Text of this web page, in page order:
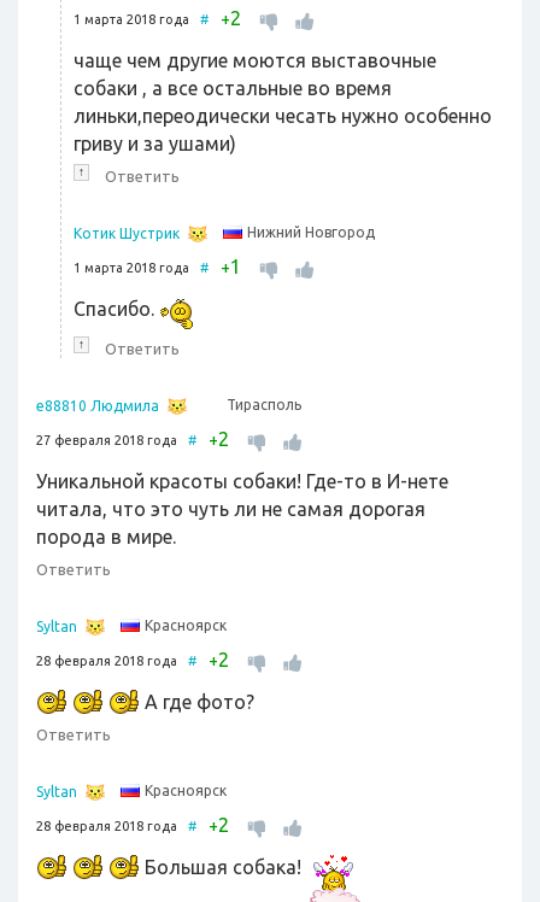
1 марта 2018 года # +2
чаще чем другие моются выставочные
собаки , а все остальные во время
линьки,переодически чесать нужно особенно
гриву и за ушами)
↑ Ответить
Котик Шустрик Нижний Новгород
1 марта 2018 года # +1
Спасибо.
↑ Ответить
e88810 Людмила Тирасполь
27 февраля 2018 года # +2
Уникальной красоты собаки! Где-то в И-нете
читала, что это чуть ли не самая дорогая
порода в мире.
Ответить
Syltan Красноярск
28 февраля 2018 года # +2
А где фото?
Ответить
Syltan Красноярск
28 февраля 2018 года # +2
Большая собака!